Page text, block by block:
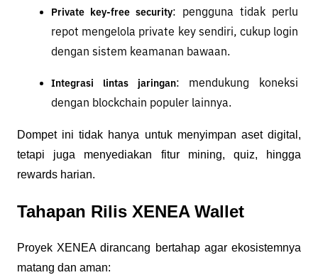
Private key-free security: pengguna tidak perlu
repot mengelola private key sendiri, cukup login
dengan sistem keamanan bawaan.
Integrasi lintas jaringan: mendukung koneksi
dengan blockchain populer lainnya.
Dompet ini tidak hanya untuk menyimpan aset digital,
tetapi juga menyediakan fitur mining, quiz, hingga
rewards harian.
Tahapan Rilis XENEA Wallet
Proyek XENEA dirancang bertahap agar ekosistemnya
matang dan aman: